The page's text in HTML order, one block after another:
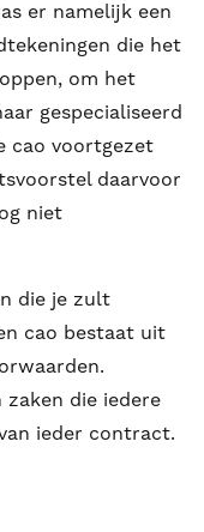
er namelijk een
die het
om het
gespecialiseerd
cao voortgezet
daarvoor
niet
die je zult
cao bestaat uit
die iedere
ieder contract.